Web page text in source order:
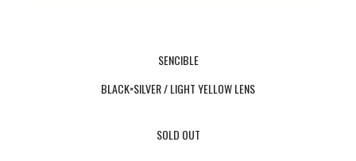
SENCIBLE
BLACK×SILVER / LIGHT YELLOW LENS
SOLD OUT